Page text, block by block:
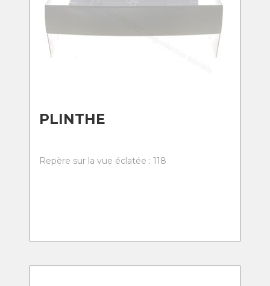
PLINTHE
Repère sur la vue éclatée : 118